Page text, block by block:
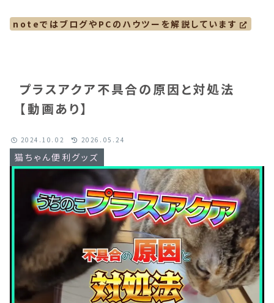
プラスアクア不具合の原因と対処法
【動画あり】
猫ちゃん便利グッズ
2024.10.02 2026.05.24
noteではブログやPCのハウツーを解説しています